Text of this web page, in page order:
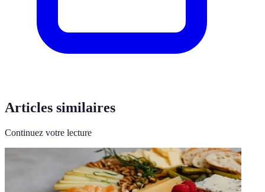
Articles similaires
Continuez votre lecture